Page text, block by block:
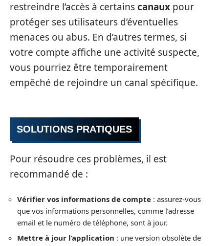
restreindre l’accès à certainscanaux pour
protéger ses utilisateurs d’éventuelles
menaces ou abus. En d’autres termes, si
votre compte affiche une activité suspecte,
vous pourriez être temporairement
empêché de rejoindre un canal spécifique.
SOLUTIONS PRATIQUES
Pour résoudre ces problèmes, il est
recommandé de :
Vérifier vos informations de compte : assurez-vous
que vos informations personnelles, comme l’adresse
email et le numéro de téléphone, sont à jour.
Mettre à jour l’application : une version obsolète de